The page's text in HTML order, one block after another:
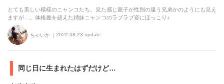
とても美しい模様のニャンコたち。見た感じ親子か性別の違う兄弟かのようにも見え
ますが…。体格差を超えた姉妹ニャンコのラブラブ姿にほっこり♪
ちゃいか 2022.08.23 update
同じ日に生まれたはずだけど…